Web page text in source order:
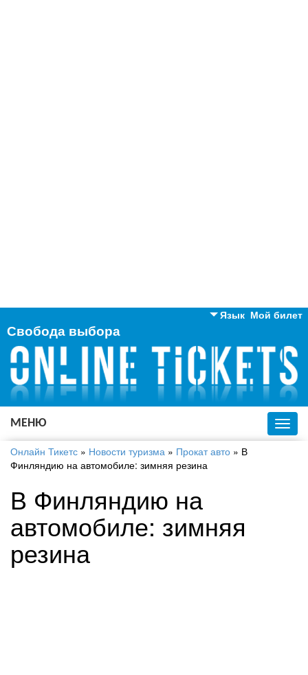
Мой билет
Язык
Английский
Русский
Украинский
Свобода выбора
МЕНЮ
Онлайн Тикетс » Новости туризма » Прокат авто » В
Финляндию на автомобиле: зимняя резина
В Финляндию на
автомобиле: зимняя
резина